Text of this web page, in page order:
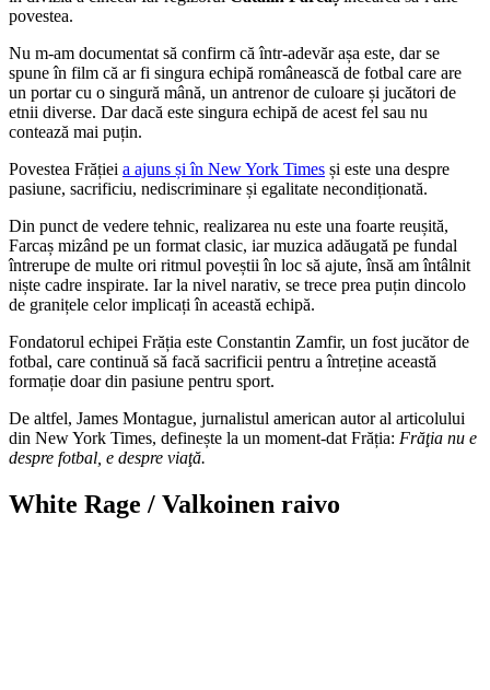
povestea.
Nu m-am documentat să confirm că într-adevăr așa este, dar se
spune în film că ar fi singura echipă românească de fotbal care are
un portar cu o singură mână, un antrenor de culoare și jucători de
etnii diverse. Dar dacă este singura echipă de acest fel sau nu
contează mai puțin.
Povestea Frăției a ajuns și în New York Times și este una despre
pasiune, sacrificiu, nediscriminare și egalitate necondiționată.
Din punct de vedere tehnic, realizarea nu este una foarte reușită,
Farcaș mizând pe un format clasic, iar muzica adăugată pe fundal
întrerupe de multe ori ritmul poveștii în loc să ajute, însă am întâlnit
niște cadre inspirate. Iar la nivel narativ, se trece prea puțin dincolo
de granițele celor implicați în această echipă.
Fondatorul echipei Frăția este Constantin Zamfir, un fost jucător de
fotbal, care continuă să facă sacrificii pentru a întreține această
formație doar din pasiune pentru sport.
De altfel, James Montague, jurnalistul american autor al articolului
din New York Times, definește la un moment-dat Frăția: Frăţia nu e
despre fotbal, e despre viaţă.
White Rage / Valkoinen raivo